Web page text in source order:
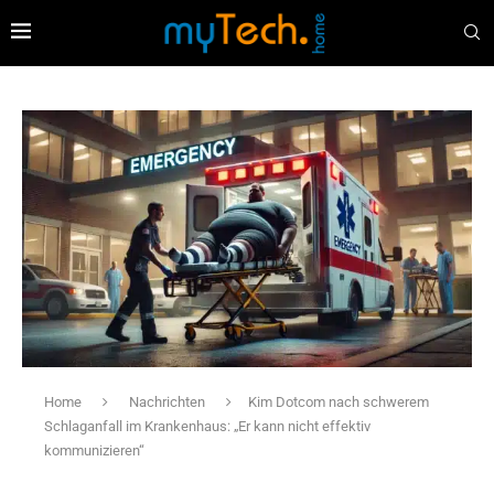
Home Nachrichten
Kim Dotcom nach schwerem
Schlaganfall im Krankenhaus: „Er kann nicht effektiv
kommunizieren“